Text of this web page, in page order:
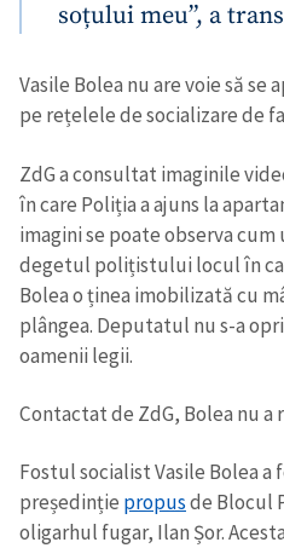
soțului meu”, a
Vasile Bolea nu are voie să
pe rețelele de socializare de
ZdG a consultat imaginile
în care Poliția a ajuns la
imagini se poate observa
degetul polițistului locul în
Bolea o ținea imobilizată cu
plângea. Deputatul nu s-a
oamenii legii.
Contactat de ZdG, Bolea nu a
Fostul socialist Vasile Bolea
președinție propusde Blocul
oligarhul fugar, Ilan Șor.
Mesajul știrei
+ Mesajul știrei
CONTACT SURSĂ
Sursă anonimă
Nume + Numele meu
Email
Telefon
+ Telefon personal
Am citit și sunt de
acord cupolitica de
confidențialitate